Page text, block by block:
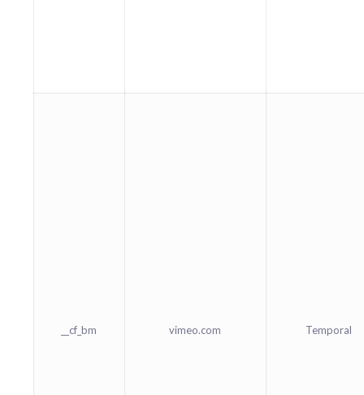
__cf_bm vimeo.com Temporal